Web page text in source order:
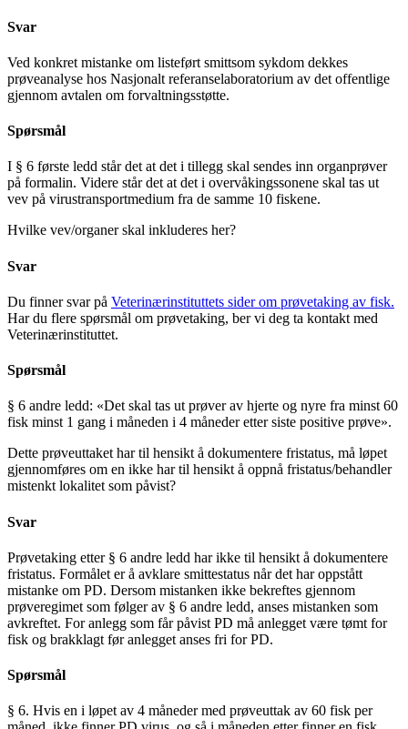
Svar
Ved konkret mistanke om listeført smittsom sykdom dekkes
prøveanalyse hos Nasjonalt referanselaboratorium av det offentlige
gjennom avtalen om forvaltningsstøtte.
Spørsmål
I § 6 første ledd står det at det i tillegg skal sendes inn organprøver
på formalin. Videre står det at det i overvåkingssonene skal tas ut
vev på virustransportmedium fra de samme 10 fiskene.
Hvilke vev/organer skal inkluderes her?
Svar
Du finner svar på Veterinærinstituttets sider om prøvetaking av fisk.
Har du flere spørsmål om prøvetaking, ber vi deg ta kontakt med
Veterinærinstituttet.
Spørsmål
§ 6 andre ledd: «Det skal tas ut prøver av hjerte og nyre fra minst 60
fisk minst 1 gang i måneden i 4 måneder etter siste positive prøve».
Dette prøveuttaket har til hensikt å dokumentere fristatus, må løpet
gjennomføres om en ikke har til hensikt å oppnå fristatus/behandler
mistenkt lokalitet som påvist?
Svar
Prøvetaking etter § 6 andre ledd har ikke til hensikt å dokumentere
fristatus. Formålet er å avklare smittestatus når det har oppstått
mistanke om PD. Dersom mistanken ikke bekreftes gjennom
prøveregimet som følger av § 6 andre ledd, anses mistanken som
avkreftet. For anlegg som får påvist PD må anlegget være tømt for
fisk og brakklagt før anlegget anses fri for PD.
Spørsmål
§ 6. Hvis en i løpet av 4 måneder med prøveuttak av 60 fisk per